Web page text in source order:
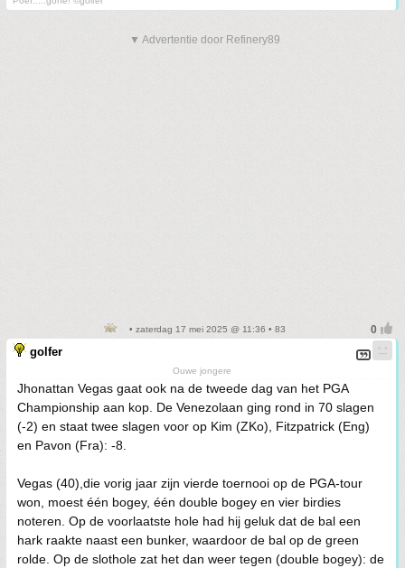
▼ Advertentie door Refinery89
• zaterdag 17 mei 2025 @ 11:36 • 83
golfer
Ouwe jongere
Jhonattan Vegas gaat ook na de tweede dag van het PGA
Championship aan kop. De Venezolaan ging rond in 70 slagen
(-2) en staat twee slagen voor op Kim (ZKo), Fitzpatrick (Eng)
en Pavon (Fra): -8.
Vegas (40),die vorig jaar zijn vierde toernooi op de PGA-tour
won, moest één bogey, één double bogey en vier birdies
noteren. Op de voorlaatste hole had hij geluk dat de bal een
hark raakte naast een bunker, waardoor de bal op de green
rolde. Op de slothole zat het dan weer tegen (double bogey): de